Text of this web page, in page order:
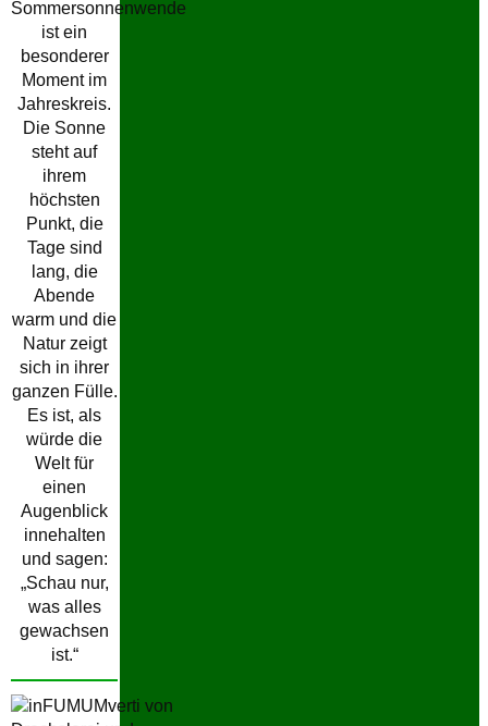
Sommersonnenwende
ist ein
besonderer
Moment im
Jahreskreis.
Die Sonne
steht auf
ihrem
höchsten
Punkt, die
Tage sind
lang, die
Abende
warm und die
Natur zeigt
sich in ihrer
ganzen Fülle.
Es ist, als
würde die
Welt für
einen
Augenblick
innehalten
und sagen:
„Schau nur,
was alles
gewachsen
ist.“